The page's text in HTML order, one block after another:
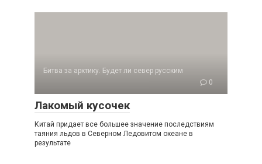
Битва за арктику. Будет ли север русским
0
Лакомый кусочек
Китай придает все большее значение послед­ствиям
таяния льдов в Северном Ледовитом океане в
результате